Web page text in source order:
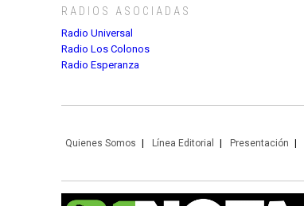
RADIOS ASOCIADAS
Radio Universal
Radio Los Colonos
Radio Esperanza
Quienes Somos Línea Editorial Presentación